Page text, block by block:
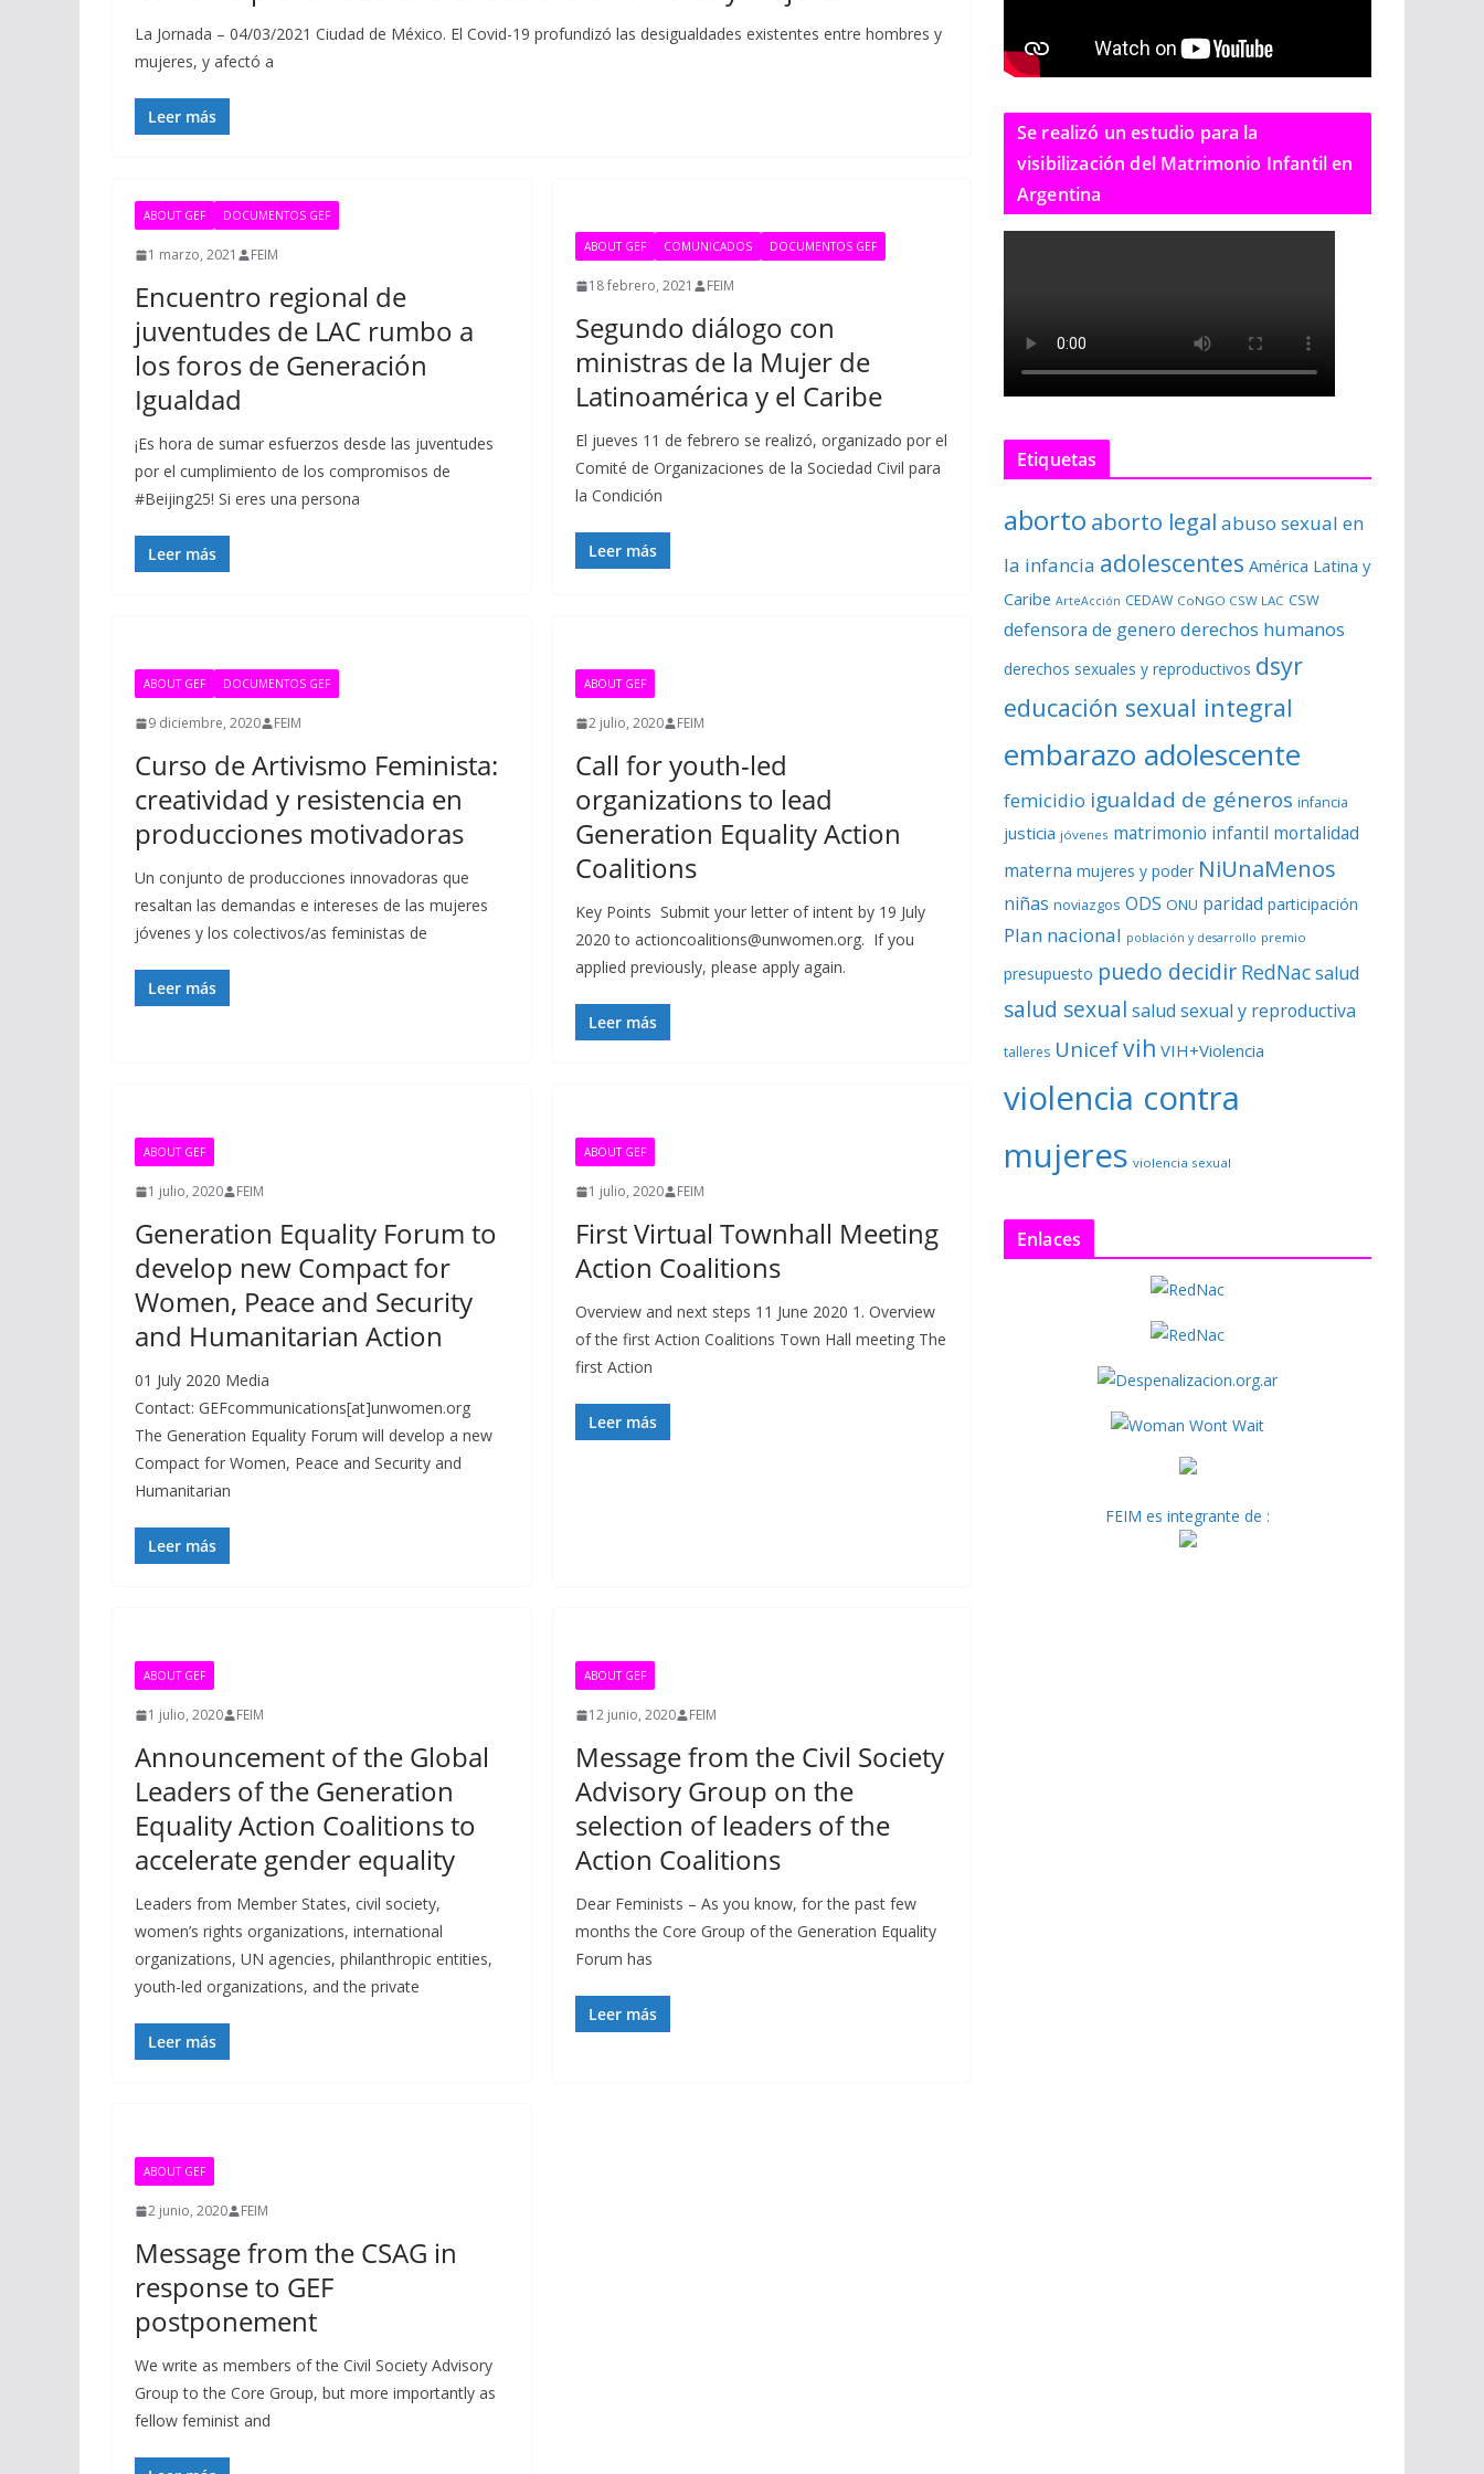
La Jornada – 04/03/2021 Ciudad de México. El Covid-19 profundizó las desigualdades existentes entre hombres y
mujeres, y afectó a
Leer más
ABOUT GEF DOCUMENTOS GEF
1 marzo, 2021 FEIM
Encuentro regional de
juventudes de LAC rumbo a
los foros de Generación
Igualdad
¡Es hora de sumar esfuerzos desde las juventudes
por el cumplimiento de los compromisos de
#Beijing25! Si eres una persona
Leer más
ABOUT GEF COMUNICADOS DOCUMENTOS GEF
18 febrero, 2021 FEIM
Segundo diálogo con
ministras de la Mujer de
Latinoamérica y el Caribe
El jueves 11 de febrero se realizó, organizado por el
Comité de Organizaciones de la Sociedad Civil para
la Condición
Leer más
ABOUT GEF DOCUMENTOS GEF
9 diciembre, 2020 FEIM
Curso de Artivismo Feminista:
creatividad y resistencia en
producciones motivadoras
Un conjunto de producciones innovadoras que
resaltan las demandas e intereses de las mujeres
jóvenes y los colectivos/as feministas de
Leer más
ABOUT GEF
2 julio, 2020 FEIM
Call for youth-led
organizations to lead
Generation Equality Action
Coalitions
Key Points Submit your letter of intent by 19 July
2020 to actioncoalitions@unwomen.org. If you
applied previously, please apply again.
Leer más
ABOUT GEF
1 julio, 2020 FEIM
Generation Equality Forum to
develop new Compact for
Women, Peace and Security
and Humanitarian Action
01 July 2020 Media
Contact: GEFcommunications[at]unwomen.org
The Generation Equality Forum will develop a new
Compact for Women, Peace and Security and
Humanitarian
Leer más
ABOUT GEF
1 julio, 2020 FEIM
First Virtual Townhall Meeting
Action Coalitions
Overview and next steps 11 June 2020 1. Overview
of the first Action Coalitions Town Hall meeting The
first Action
Leer más
ABOUT GEF
1 julio, 2020 FEIM
Announcement of the Global
Leaders of the Generation
Equality Action Coalitions to
accelerate gender equality
Leaders from Member States, civil society,
women’s rights organizations, international
organizations, UN agencies, philanthropic entities,
youth-led organizations, and the private
Leer más
ABOUT GEF
12 junio, 2020 FEIM
Message from the Civil Society
Advisory Group on the
selection of leaders of the
Action Coalitions
Dear Feminists – As you know, for the past few
months the Core Group of the Generation Equality
Forum has
Leer más
ABOUT GEF
2 junio, 2020 FEIM
Message from the CSAG in
response to GEF
postponement
We write as members of the Civil Society Advisory
Group to the Core Group, but more importantly as
fellow feminist and
Se realizó un estudio para la
visibilización del Matrimonio Infantil en
Argentina
Etiquetas
aborto aborto legal abuso sexual en
la infancia adolescentes América Latina y
Caribe ArteAcción CEDAW CoNGO CSW LAC CSW
defensora de genero derechos humanos
derechos sexuales y reproductivos dsyr
educación sexual integral
embarazo adolescente
femicidio igualdad de géneros infancia
justicia jóvenes matrimonio infantil mortalidad
materna mujeres y poder NiUnaMenos
niñas noviazgos ODS ONU paridad participación
Plan nacional población y desarrollo premio
presupuesto puedo decidir RedNacsalud
salud sexual salud sexual y reproductiva
talleres Unicefvih VIH+Violencia
violencia contra
mujeres violencia sexual
Enlaces
FEIM es integrante de :